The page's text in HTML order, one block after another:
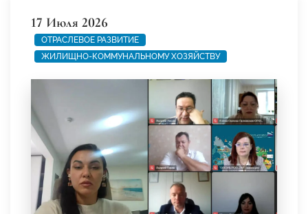
17 Июля 2026
ОТРАСЛЕВОЕ РАЗВИТИЕ
ЖИЛИЩНО-КОММУНАЛЬНОМУ ХОЗЯЙСТВУ